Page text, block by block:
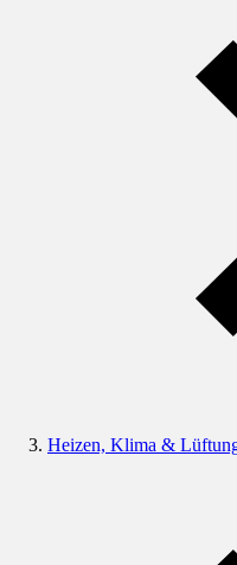
Heizen, Klima &